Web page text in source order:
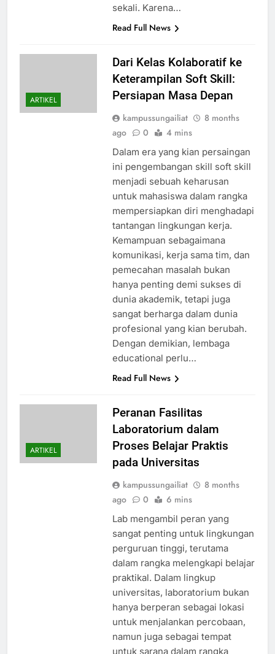
sekali. Karena…
Read Full News
ARTIKEL
Dari Kelas Kolaboratif ke
Keterampilan Soft Skill:
Persiapan Masa Depan
kampussungailiat
8 months
ago
0 4 mins
Dalam era yang kian persaingan
ini pengembangan skill soft skill
menjadi sebuah keharusan
untuk mahasiswa dalam rangka
mempersiapkan diri menghadapi
tantangan lingkungan kerja.
Kemampuan sebagaimana
komunikasi, kerja sama tim, dan
pemecahan masalah bukan
hanya penting demi sukses di
dunia akademik, tetapi juga
sangat berharga dalam dunia
profesional yang kian berubah.
Dengan demikian, lembaga
educational perlu…
Read Full News
ARTIKEL
Peranan Fasilitas
Laboratorium dalam
Proses Belajar Praktis
pada Universitas
kampussungailiat
8 months
ago
0 6 mins
Lab mengambil peran yang
sangat penting untuk lingkungan
perguruan tinggi, terutama
dalam rangka melengkapi belajar
praktikal. Dalam lingkup
universitas, laboratorium bukan
hanya berperan sebagai lokasi
untuk menjalankan percobaan,
namun juga sebagai tempat
untuk sarana dalam rangka